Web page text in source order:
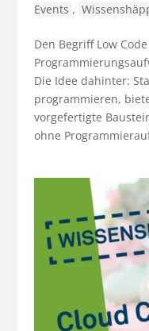
Events ,
Den Begriff Low
Die Idee dahinter:
programmieren,
vorgefertigte
ohne